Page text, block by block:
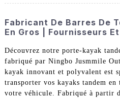
Fabricant De Barres De
En Gros | Fournisseurs
Découvrez notre porte-kayak
fabriqué par Ningbo Jusmmile
kayak innovant et polyvalent est
transporter vos kayaks tandem
votre véhicule. Fabriqué à partir